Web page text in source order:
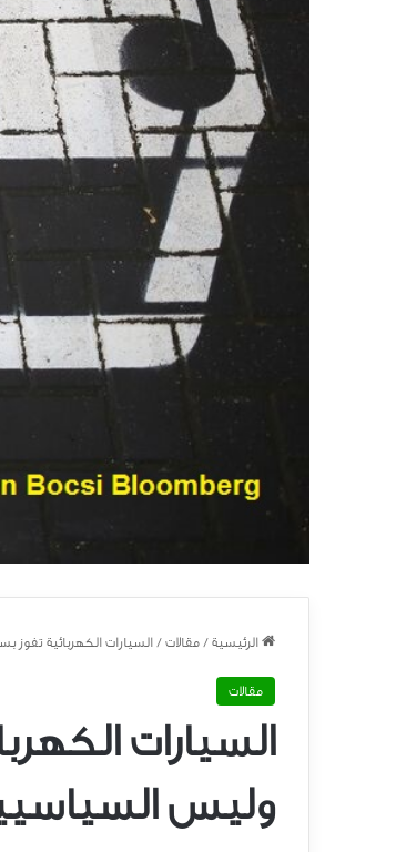
الرئيسية / مقالات / السيارات الكهربائية
مقالات
السيارات
وليس